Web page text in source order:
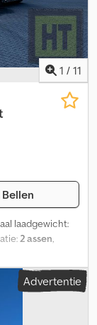
1 / 11
Bellen
laadgewicht:
2 assen,
gewicht:
en diepbed
+ schotelplaat
Advertentie